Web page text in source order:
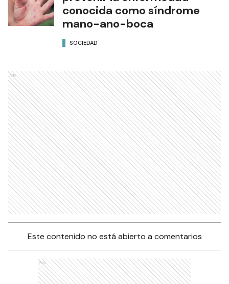
conocida como síndrome
mano-ano-boca
SOCIEDAD
Ads
Este contenido no está abierto a comentarios
Ads